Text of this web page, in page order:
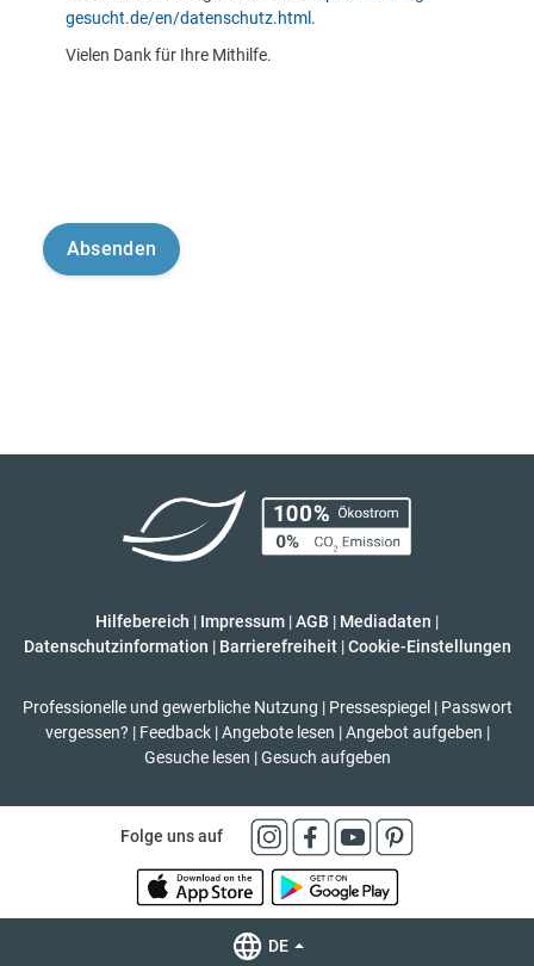
gesucht.de/en/datenschutz.html .
Vielen Dank für Ihre Mithilfe.
Hilfebereich | Impressum |AGB | Mediadaten |
Datenschutzinformation | Barrierefreiheit | Cookie-Einstellungen
Professionelle und gewerbliche Nutzung | Pressespiegel | Passwort
vergessen? | Feedback | Angebote lesen | Angebot aufgeben |
Gesuche lesen | Gesuch aufgeben
Folge uns auf
DE